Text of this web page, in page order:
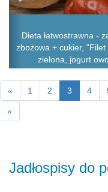
Dieta łatwostrawna -
zbożowa + cukier, "Filet
zielona, jogurt
« 1 2 3 4
»
Jadłospisy do